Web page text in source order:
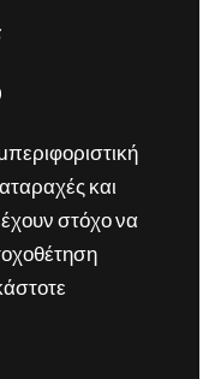
και
στόχο να